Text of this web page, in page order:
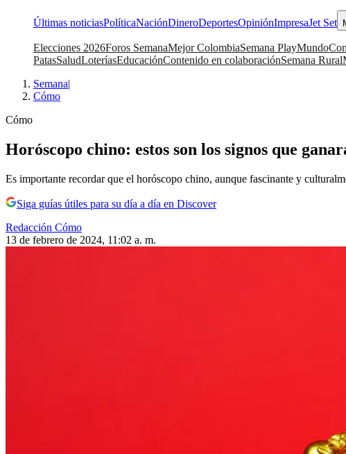
Últimas noticiasPolíticaNaciónDineroDeportesOpiniónImpresaJet Set
Elecciones 2026Foros SemanaMejor ColombiaSemana PlayMundo
PatasSaludLoteríasEducaciónContenido en colaboraciónSemana Rural
Semana|
Cómo
Cómo
Horóscopo chino: estos son los signos que
Es importante recordar que el horóscopo chino, aunque fascinante y
Siga guías útiles para su día a día en Discover
Redacción Cómo
13 de febrero de 2024, 11:02 a. m.